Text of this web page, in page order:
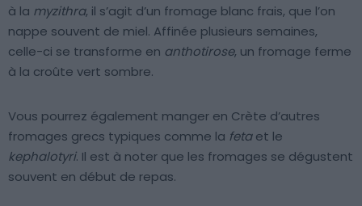
à la myzithra, il s’agit d’un fromage blanc frais, que l’on
nappe souvent de miel. Affinée plusieurs semaines,
celle-ci se transforme en anthotirose, un fromage ferme
à la croûte vert sombre.
Vous pourrez également manger en Crète d’autres
fromages grecs typiques comme la fetaet le
kephalotyri. Il est à noter que les fromages se dégustent
souvent en début de repas.